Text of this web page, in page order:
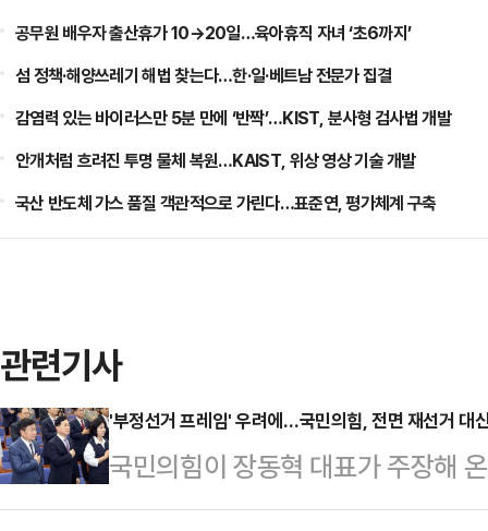
공무원 배우자 출산휴가 10→20일…육아휴직 자녀 ‘초6까지’
섬 정책·해양쓰레기 해법 찾는다…한·일·베트남 전문가 집결
감염력 있는 바이러스만 5분 만에 ‘반짝’…KIST, 분사형 검사법 개발
안개처럼 흐려진 투명 물체 복원…KAIST, 위상 영상 기술 개발
국산 반도체 가스 품질 객관적으로 가린다…표준연, 평가체계 구축
관련기사
'부정선거 프레임' 우려에…국민의힘, 전면 재선거 대
국민의힘이 장동혁 대표가 주장해
투표용지 부족 사태가 발생한 지역